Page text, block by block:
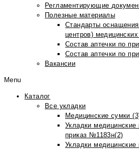
Регламентирующие
Полезные материалы
Стандарты
центров) медицинских
Состав аптечки по
Состав аптечки по
Вакансии
Menu
Каталог
Все укладки
Медицинские сумки
Укладки
приказ №1183н(2)
Укладки